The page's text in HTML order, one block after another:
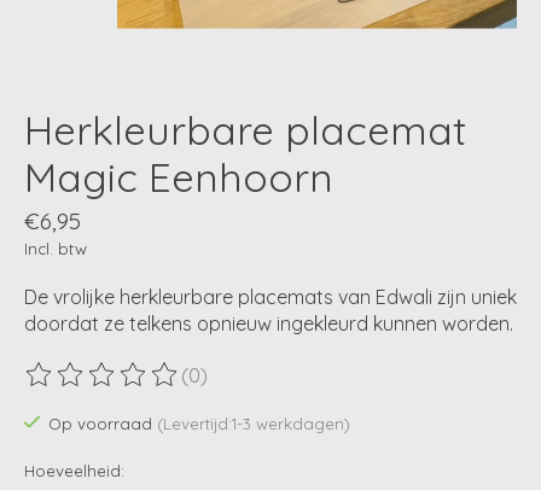
Herkleurbare placemat
Magic Eenhoorn
€6,95
Incl. btw
De vrolijke herkleurbare placemats van Edwali zijn uniek
doordat ze telkens opnieuw ingekleurd kunnen worden.
De beoordeling van dit product is
(0)
Op voorraad (Levertijd:1-3 werkdagen)
Hoeveelheid: